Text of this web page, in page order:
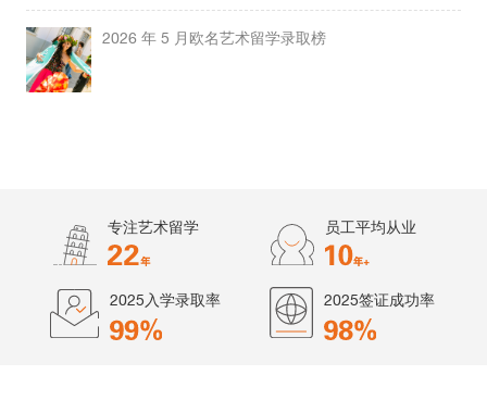
2026 年 5 月欧名艺术留学录取榜
专注艺术留学 员工平均从业
2025入学录取率 2025签证成功率